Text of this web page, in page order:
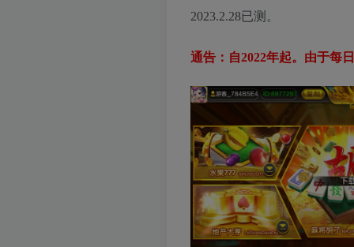
2023.2.28已测。
通告：自2022年起。由于每